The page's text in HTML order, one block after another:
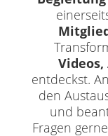
entdeckst.
den
und
Fragen